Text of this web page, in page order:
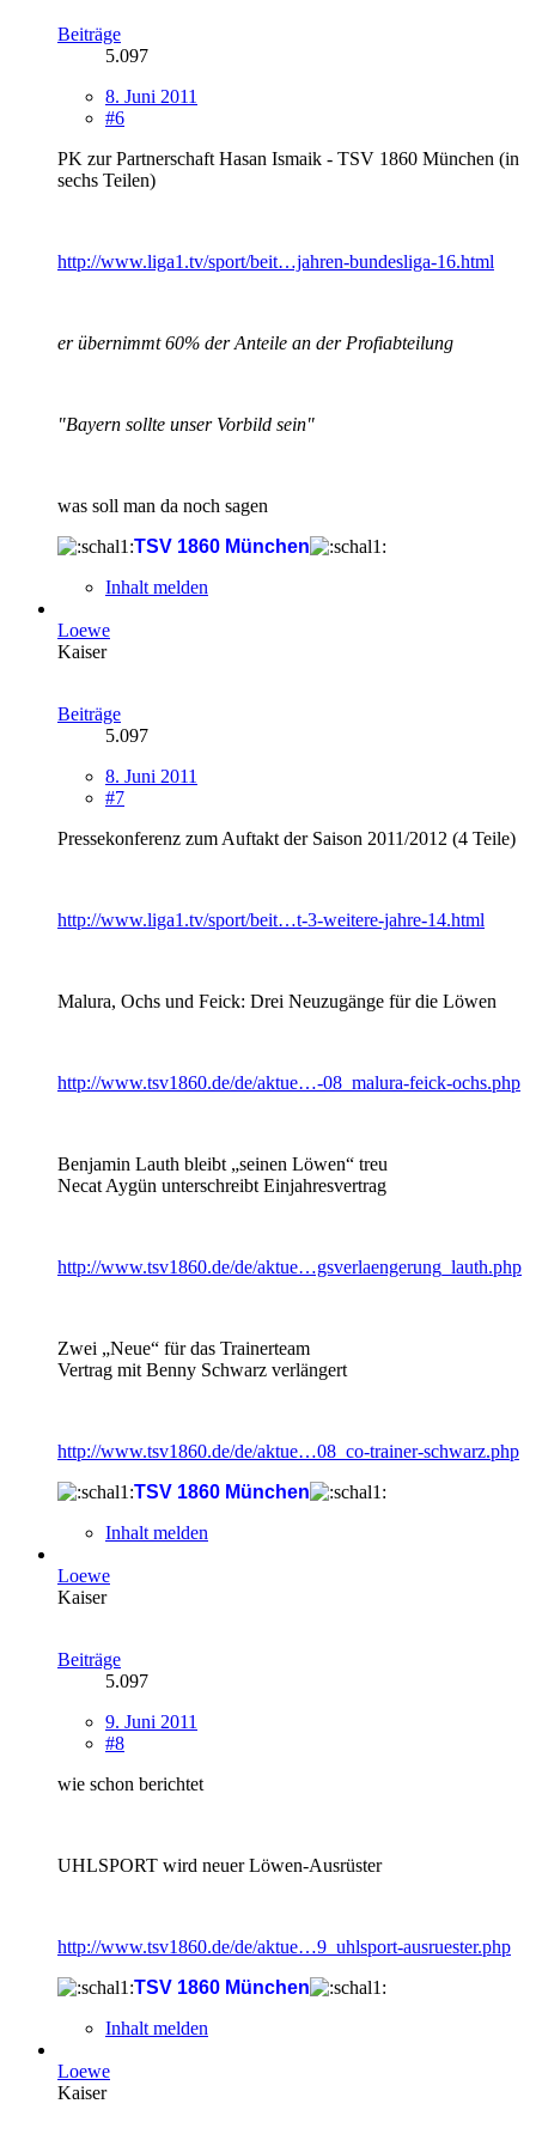
Beiträge
5.097
8. Juni 2011
#6
PK zur Partnerschaft Hasan Ismaik - TSV 1860 München (in
sechs Teilen)
http://www.liga1.tv/sport/beit…jahren-bundesliga-16.html
er übernimmt 60% der Anteile an der Profiabteilung
"Bayern sollte unser Vorbild sein"
was soll man da noch sagen
TSV 1860 München
Inhalt melden
Loewe
Kaiser
Beiträge
5.097
8. Juni 2011
#7
Pressekonferenz zum Auftakt der Saison 2011/2012 (4 Teile)
http://www.liga1.tv/sport/beit…t-3-weitere-jahre-14.html
Malura, Ochs und Feick: Drei Neuzugänge für die Löwen
http://www.tsv1860.de/de/aktue…-08_malura-feick-ochs.php
Benjamin Lauth bleibt „seinen Löwen“ treu
Necat Aygün unterschreibt Einjahresvertrag
http://www.tsv1860.de/de/aktue…gsverlaengerung_lauth.php
Zwei „Neue“ für das Trainerteam
Vertrag mit Benny Schwarz verlängert
http://www.tsv1860.de/de/aktue…08_co-trainer-schwarz.php
TSV 1860 München
Inhalt melden
Loewe
Kaiser
Beiträge
5.097
9. Juni 2011
#8
wie schon berichtet
UHLSPORT wird neuer Löwen-Ausrüster
http://www.tsv1860.de/de/aktue…9_uhlsport-ausruester.php
TSV 1860 München
Inhalt melden
Loewe
Kaiser